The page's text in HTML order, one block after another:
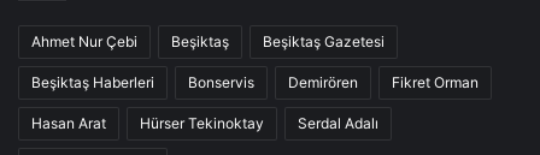
Ahmet Nur Çebi Beşiktaş Beşiktaş Gazetesi
Beşiktaş Haberleri Bonservis Demirören Fikret Orman
Hasan Arat Hürser Tekinoktay Serdal Adalı